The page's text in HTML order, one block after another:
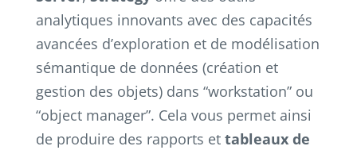
analytiques innovants avec des capacités
avancées d’exploration et de modélisation
sémantique de données (création et
gestion des objets) dans “workstation” ou
“object manager”. Cela vous permet ainsi
de produire des rapports et tableaux de